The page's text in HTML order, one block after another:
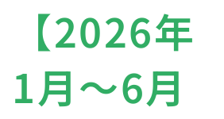
【2026年
1月〜6月